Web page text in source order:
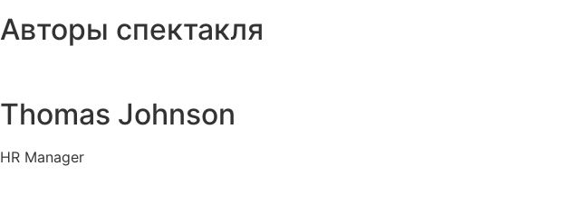
Авторы спектакля
Thomas Johnson
HR Manager